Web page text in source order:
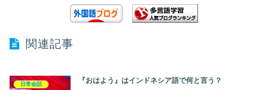
関連記事
日常会話 『おはよう』はインドネシア語で何と言う？